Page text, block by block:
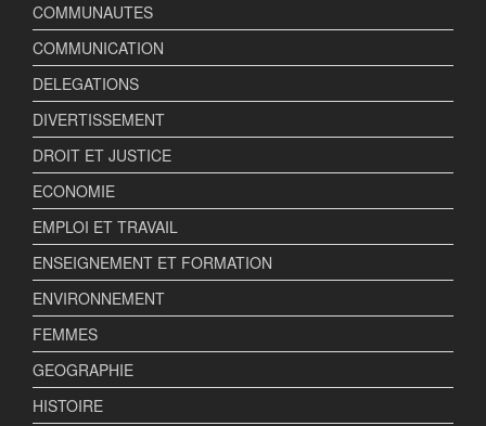
COMMUNAUTES
COMMUNICATION
DELEGATIONS
DIVERTISSEMENT
DROIT ET JUSTICE
ECONOMIE
EMPLOI ET TRAVAIL
ENSEIGNEMENT ET FORMATION
ENVIRONNEMENT
FEMMES
GEOGRAPHIE
HISTOIRE